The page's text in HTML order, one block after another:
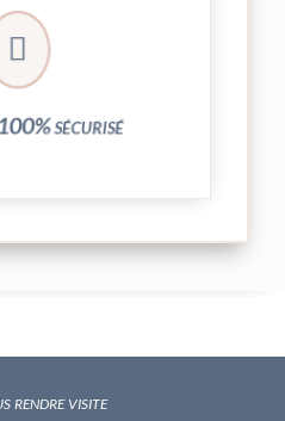

sécurisé
carte bancaire sont
grâce au système
partenaire PayPlug.
rendre visite